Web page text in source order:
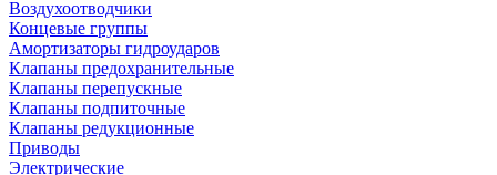
Воздухоотводчики
Концевые группы
Амортизаторы гидроударов
Клапаны предохранительные
Клапаны перепускные
Клапаны подпиточные
Клапаны редукционные
Приводы
Электрические